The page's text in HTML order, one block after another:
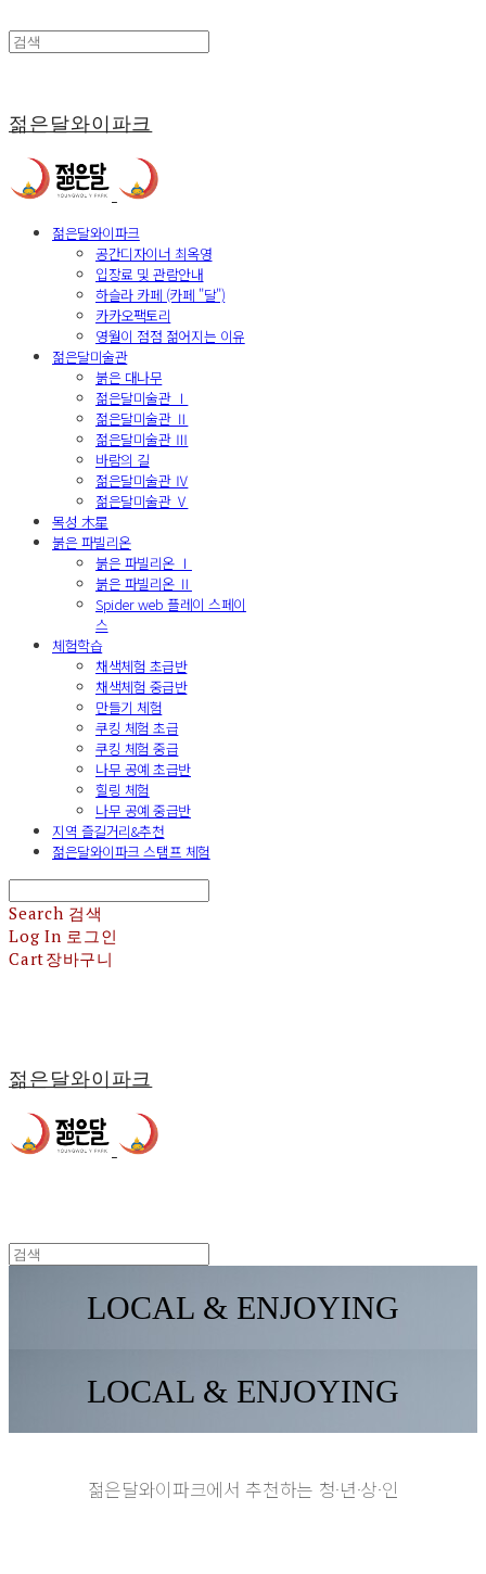
젊은달와이파크
젊은달와이파크
공간디자이너 최옥영
입장료 및 관람안내
하슬라 카페 (카페 "달")
카카오팩토리
영월이 점점 젊어지는 이유
젊은달미술관
붉은 대나무
젊은달미술관 Ⅰ
젊은달미술관 Ⅱ
젊은달미술관 Ⅲ
바람의 길
젊은달미술관 Ⅳ
젊은달미술관 Ⅴ
목성 木星
붉은 파빌리온
붉은 파빌리온 Ⅰ
붉은 파빌리온 Ⅱ
Spider web 플레이 스페이
스
체험학습
채색체험 초급반
채색체험 중급반
만들기 체험
쿠킹 체험 초급
쿠킹 체험 중급
나무 공예 초급반
힐링 체험
나무 공예 중급반
지역 즐길거리&추천
젊은달와이파크 스탬프 체험
Search 검색
Log In 로그인
Cart장바구니
젊은달와이파크
LOCAL & ENJOYING
LOCAL & ENJOYING
젊은달와이파크에서 추천하는 청·년·상·인